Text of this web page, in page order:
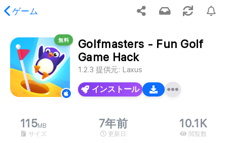
ゲーム
せんが、リクエストされたコンテンツが見つかりま
無料
Golfmasters - Fun Golf
Game Hack
1.2.3 提供元: Laxus
インストール
115MB
サイズ
7年前
更新日
10.1K
閲覧数